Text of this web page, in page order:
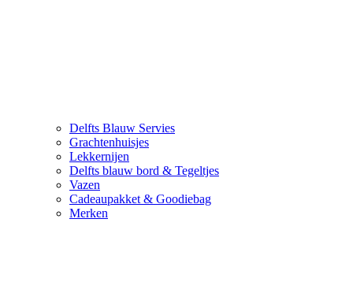
Delfts Blauw Servies
Grachtenhuisjes
Lekkernijen
Delfts blauw bord & Tegeltjes
Vazen
Cadeaupakket & Goodiebag
Merken